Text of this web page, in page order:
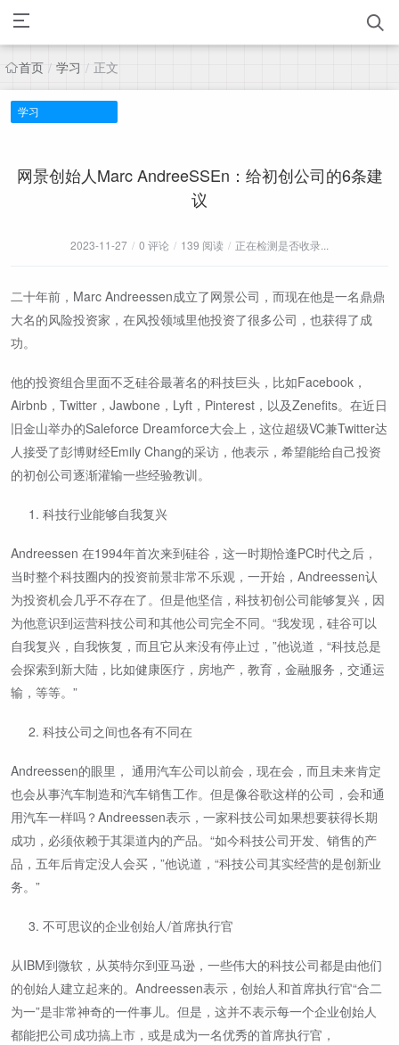
首页 / 学习 / 正文
学习
网景创始人Marc AndreeSSEn：给初创公司的6条建
议
2023-11-27 / 0 评论 / 139 阅读 / 正在检测是否收录...
二十年前，Marc Andreessen成立了网景公司，而现在他是一名鼎鼎
大名的风险投资家，在风投领域里他投资了很多公司，也获得了成
功。
他的投资组合里面不乏硅谷最著名的科技巨头，比如Facebook，
Airbnb，Twitter，Jawbone，Lyft，Pinterest，以及Zenefits。在近日
旧金山举办的Saleforce Dreamforce大会上，这位超级VC兼Twitter达
人接受了彭博财经Emily Chang的采访，他表示，希望能给自己投资
的初创公司逐渐灌输一些经验教训。
科技行业能够自我复兴
Andreessen 在1994年首次来到硅谷，这一时期恰逢PC时代之后，
当时整个科技圈内的投资前景非常不乐观，一开始，Andreessen认
为投资机会几乎不存在了。但是他坚信，科技初创公司能够复兴，因
为他意识到运营科技公司和其他公司完全不同。“我发现，硅谷可以
自我复兴，自我恢复，而且它从来没有停止过，”他说道，“科技总是
会探索到新大陆，比如健康医疗，房地产，教育，金融服务，交通运
输，等等。”
科技公司之间也各有不同在
Andreessen的眼里， 通用汽车公司以前会，现在会，而且未来肯定
也会从事汽车制造和汽车销售工作。但是像谷歌这样的公司，会和通
用汽车一样吗？Andreessen表示，一家科技公司如果想要获得长期
成功，必须依赖于其渠道内的产品。“如今科技公司开发、销售的产
品，五年后肯定没人会买，”他说道，“科技公司其实经营的是创新业
务。”
不可思议的企业创始人/首席执行官
从IBM到微软，从英特尔到亚马逊，一些伟大的科技公司都是由他们
的创始人建立起来的。Andreessen表示，创始人和首席执行官“合二
为一”是非常神奇的一件事儿。但是，这并不表示每一个企业创始人
都能把公司成功搞上市，或是成为一名优秀的首席执行官，